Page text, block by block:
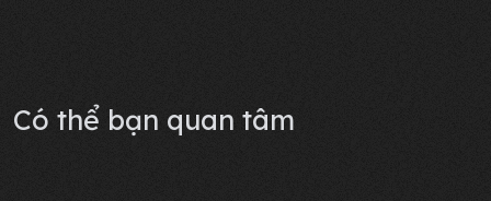
Có thể bạn quan tâm